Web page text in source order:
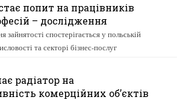
попит на працівників
– дослідження
спостерігається у польській
та секторі бізнес-послуг
радіатор на
комерційних об’єктів